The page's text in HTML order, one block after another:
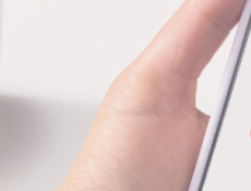
Истории клиентов